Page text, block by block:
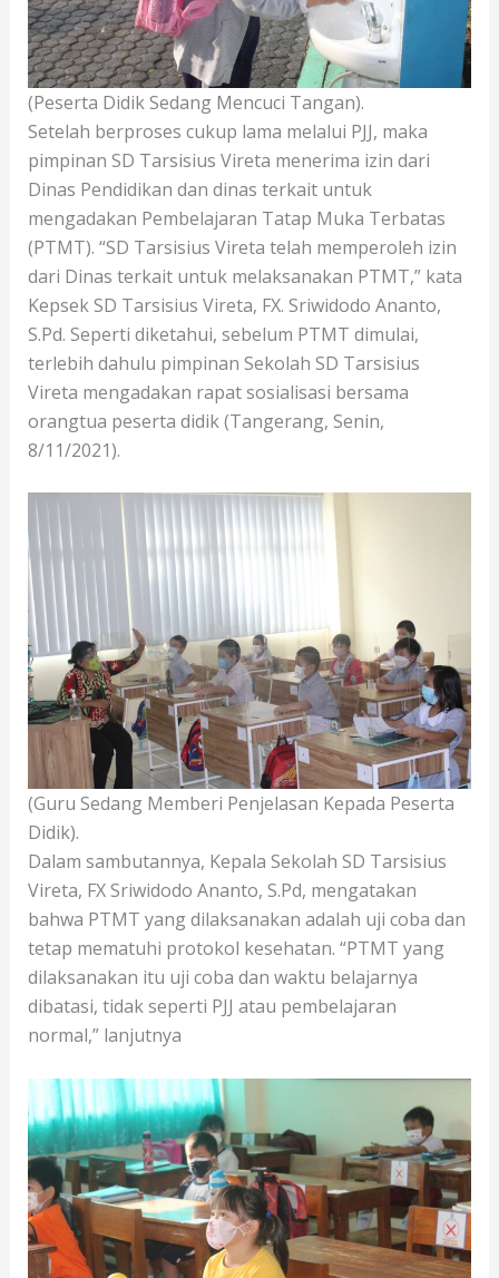
(Peserta Didik Sedang Mencuci Tangan).
Setelah berproses cukup lama melalui PJJ, maka
pimpinan SD Tarsisius Vireta menerima izin dari
Dinas Pendidikan dan dinas terkait untuk
mengadakan Pembelajaran Tatap Muka Terbatas
(PTMT). “SD Tarsisius Vireta telah memperoleh izin
dari Dinas terkait untuk melaksanakan PTMT,” kata
Kepsek SD Tarsisius Vireta, FX. Sriwidodo Ananto,
S.Pd. Seperti diketahui, sebelum PTMT dimulai,
terlebih dahulu pimpinan Sekolah SD Tarsisius
Vireta mengadakan rapat sosialisasi bersama
orangtua peserta didik (Tangerang, Senin,
8/11/2021).
(Guru Sedang Memberi Penjelasan Kepada Peserta
Didik).
Dalam sambutannya, Kepala Sekolah SD Tarsisius
Vireta, FX Sriwidodo Ananto, S.Pd, mengatakan
bahwa PTMT yang dilaksanakan adalah uji coba dan
tetap mematuhi protokol kesehatan. “PTMT yang
dilaksanakan itu uji coba dan waktu belajarnya
dibatasi, tidak seperti PJJ atau pembelajaran
normal,” lanjutnya